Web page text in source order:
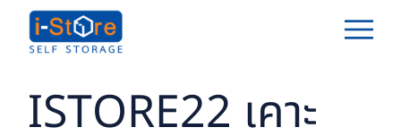
content
ISTORE22 เคาะ